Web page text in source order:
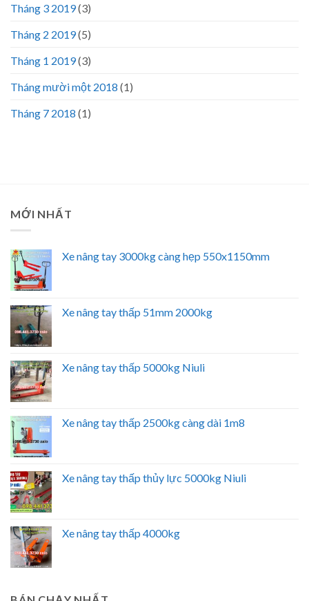
Tháng 3 2019(3)
Tháng 2 2019(5)
Tháng 1 2019(3)
Tháng mười một 2018 (1)
Tháng 7 2018 (1)
MỚI NHẤT
Xe nâng tay 3000kg càng hẹp 550x1150mm
Xe nâng tay thấp 51mm 2000kg
Xe nâng tay thấp 5000kg Niuli
Xe nâng tay thấp 2500kg càng dài 1m8
Xe nâng tay thấp thủy lực 5000kg Niuli
Xe nâng tay thấp 4000kg